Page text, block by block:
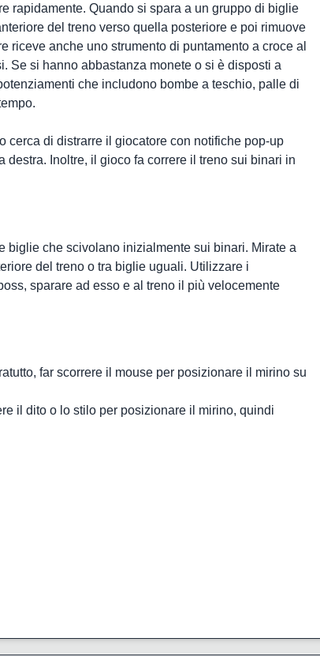
rapidamente. Quando si spara a un gruppo di biglie
del treno verso quella posteriore e poi rimuove
riceve anche uno strumento di puntamento a croce al
Se si hanno abbastanza monete o si è disposti a
che includono bombe a teschio, palle di
cerca di distrarre il giocatore con notifiche pop-up
Inoltre, il gioco fa correre il treno sui binari in
biglie che scivolano inizialmente sui binari. Mirate a
del treno o tra biglie uguali. Utilizzare i
sparare ad esso e al treno il più velocemente
far scorrere il mouse per posizionare il mirino su
il dito o lo stilo per posizionare il mirino, quindi